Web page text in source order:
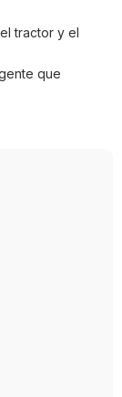
tractor y el
que